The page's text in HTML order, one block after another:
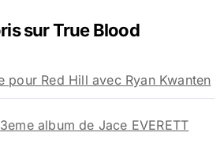
sur True Blood
pour Red Hill avec Ryan Kwanten
album de Jace EVERETT